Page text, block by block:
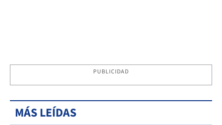
PUBLICIDAD
MÁS LEÍDAS